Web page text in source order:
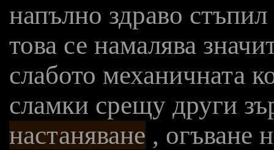
напълно здраво
това се намалява
слабото механичната
сламки срещу други
настаняване , огъване